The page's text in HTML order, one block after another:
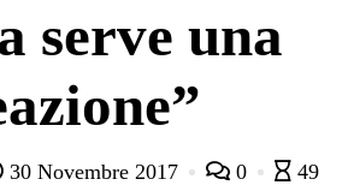
serve una
30 Novembre 2017 0
49